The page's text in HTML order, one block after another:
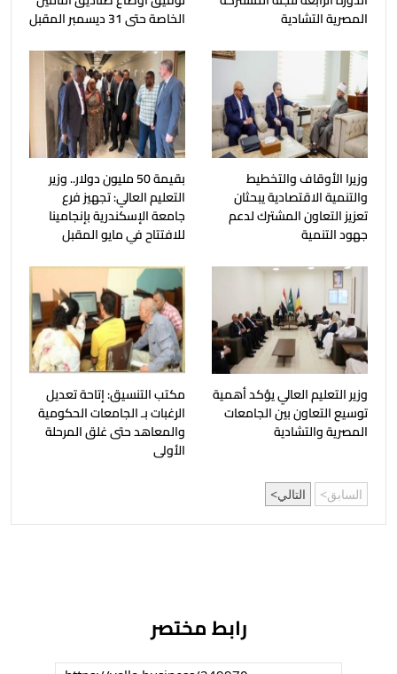
المصرية التشادية
الخاصة حتى 31 ديسمبر المقبل
وزيرا الأوقاف والتخطيط
والتنمية الاقتصادية يبحثان
تعزيز التعاون المشترك لدعم
جهود التنمية
بقيمة 50 مليون دولار.. وزير
التعليم العالي: تجهيز فرع
جامعة الإسكندرية بإنجامينا
للافتتاح في مايو المقبل
وزير التعليم العالي يؤكد أهمية
توسيع التعاون بين الجامعات
المصرية والتشادية
مكتب التنسيق: إتاحة تعديل
الرغبات بـ الجامعات الحكومية
والمعاهد حتى غلق المرحلة
الأولى
السابق التالي
رابط مختصر